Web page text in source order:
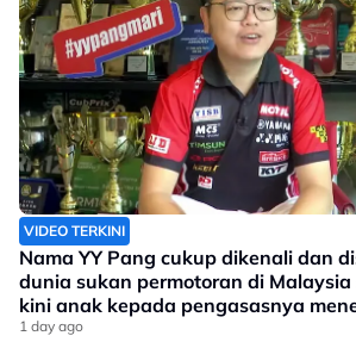
VIDEO TERKINI
Nama YY Pang cukup dikenali dan
dunia sukan permotoran di
kini anak kepada pengasasnya
yang telah ditinggalkan
1 day ago